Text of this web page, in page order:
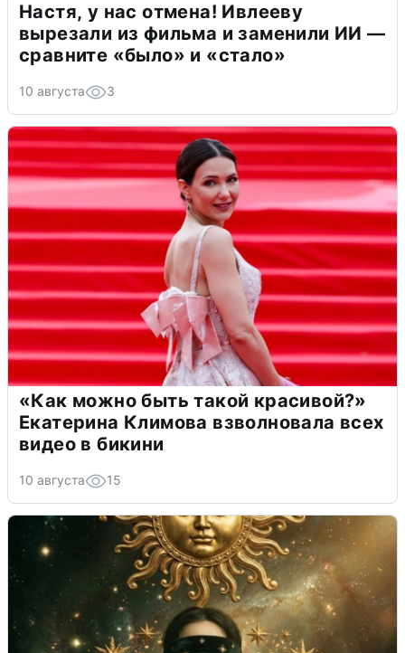
Настя, у нас отмена! Ивлееву
вырезали из фильма и заменили ИИ —
сравните «было» и «стало»
10 августа 3
«Как можно быть такой красивой?»
Екатерина Климова взволновала всех
видео в бикини
10 августа 15